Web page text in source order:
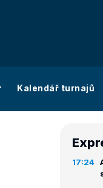
Kalendář turnajů
17:24